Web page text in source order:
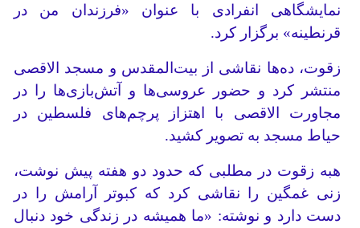
نمایشگاهی انفرادی با عنوان «فرزندان من در
قرنطینه» برگزار کرد.
زقوت، ده‌ها نقاشی از بیت‌المقدس و مسجد الاقصی
منتشر کرد و حضور عروسی‌ها و آتش‌بازی‌ها را در
مجاورت الاقصی با اهتزاز پرچم‌های فلسطین در
حیاط مسجد به تصویر کشید.
هبه زقوت در مطلبی که حدود دو هفته پیش نوشت،
زنی غمگین را نقاشی کرد که کبوتر آرامش را در
دست دارد و نوشته: «ما همیشه در زندگی خود دنبال